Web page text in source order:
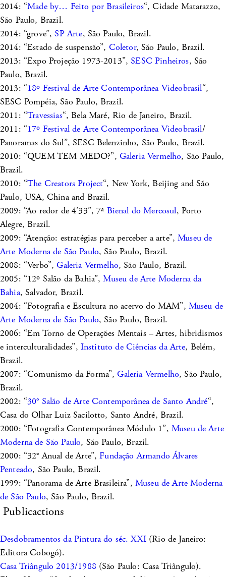
2014: “Made by… Feito por Brasileiros“, Cidade Matarazzo,
São Paulo, Brazil.
2014: “grove”,SP Arte, São Paulo, Brazil.
2014: “Estado de suspensão”, Coletor, São Paulo, Brazil.
2013: “Expo Projeção 1973-2013”,SESC Pinheiros, São
Paulo, Brazil.
2013: “18º Festival de Arte Contemporânea Videobrasil“,
SESC Pompéia, São Paulo, Brazil.
2011: “Travessias“, Bela Maré, Rio de Janeiro, Brazil.
2011: “17º Festival de Arte Contemporânea Videobrasil/
Panoramas do Sul”, SESC Belenzinho, São Paulo, Brazil.
2010: “QUEM TEM MEDO?”, Galeria Vermelho, São Paulo,
Brazil.
2010: “The Creators Project“, New York, Beijing and São
Paulo, USA, China and Brazil.
2009: “Ao redor de 4’33”, 7ª Bienal do Mercosul, Porto
Alegre, Brazil.
2009: “Atenção: estratégias para perceber a arte”,Museu de
Arte Moderna de São Paulo, São Paulo, Brazil.
2008: “Verbo”,Galeria Vermelho, São Paulo, Brazil.
2005: “12º Salão da Bahia”,Museu de Arte Moderna da
Bahia, Salvador, Brazil.
2004: “Fotografia e Escultura no acervo do MAM”, Museu de
Arte Moderna de São Paulo, São Paulo, Brazil.
2006: “Em Torno de Operações Mentais – Artes, hibridismos
e interculturalidades”, Instituto de Ciências da Arte, Belém,
Brazil.
2007: “Comunismo da Forma”,Galeria Vermelho, São Paulo,
Brazil.
2002: “30° Salão de Arte Contemporânea de Santo André“,
Casa do Olhar Luiz Sacilotto, Santo André, Brazil.
2000: “Fotografia Contemporânea Módulo 1”, Museu de Arte
Moderna de São Paulo, São Paulo, Brazil.
2000: “32° Anual de Arte”,Fundação Armando Álvares
Penteado, São Paulo, Brazil.
1999: “Panorama de Arte Brasileira”, Museu de Arte Moderna
de São Paulo, São Paulo, Brazil.
Publicactions
Desdobramentos da Pintura do séc. XXI(Rio de Janeiro:
Editora Cobogó).
Casa Triângulo 2013/1988 (São Paulo: Casa Triângulo).